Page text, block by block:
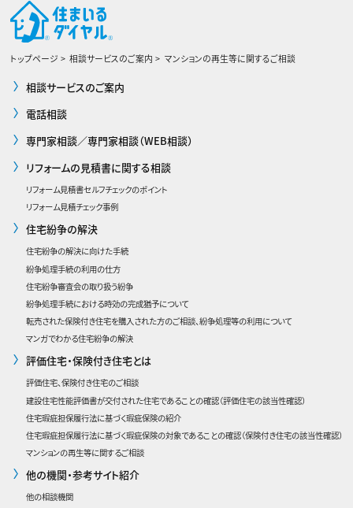
トップページ 相談サービスのご案内 マンションの再生等に関するご相談
相談サービスのご案内
電話相談
専門家相談／専門家相談（WEB相談）
リフォームの見積書に関する相談
リフォーム見積書セルフチェックのポイント
リフォーム見積チェック事例
住宅紛争の解決
住宅紛争の解決に向けた手続
紛争処理手続の利用の仕方
住宅紛争審査会の取り扱う紛争
紛争処理手続における時効の完成猶予について
転売された保険付き住宅を購入された方のご相談、紛争処理等の利用について
マンガでわかる住宅紛争の解決
評価住宅・保険付き住宅とは
評価住宅、保険付き住宅のご相談
建設住宅性能評価書が交付された住宅であることの確認（評価住宅の該当性確認）
住宅瑕疵担保履行法に基づく瑕疵保険の紹介
住宅瑕疵担保履行法に基づく瑕疵保険の対象であることの確認（保険付き住宅の該当性確認）
マンションの再生等に関するご相談
他の機関・参考サイト紹介
他の相談機関